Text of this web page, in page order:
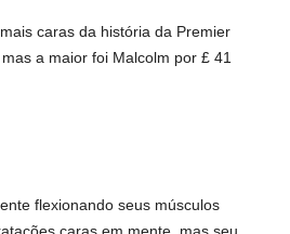
caras da história da Premier
a maior foi Malcolm por £ 41
flexionando seus músculos